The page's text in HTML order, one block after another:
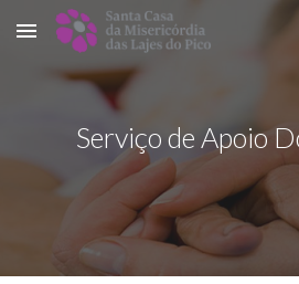
Skip to main content
Serviço de Apoio